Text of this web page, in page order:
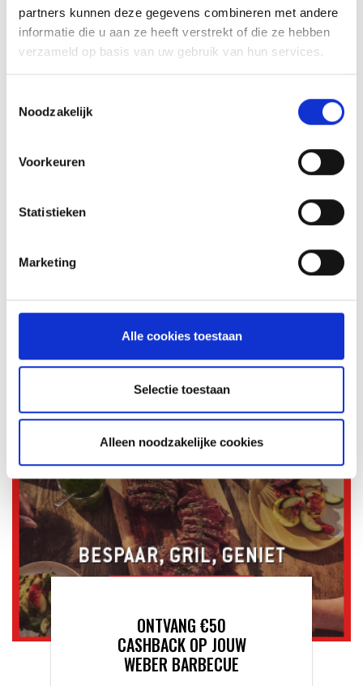
partners kunnen deze gegevens combineren met andere
informatie die u aan ze heeft verstrekt of die ze hebben
verzameld op basis van uw gebruik van hun services.
Noodzakelijk
Voorkeuren
Statistieken
Marketing
Alle cookies toestaan
Selectie toestaan
Alleen noodzakelijke cookies
NIEUWS
ONTVANG €50
CASHBACK OP JOUW
WEBER BARBECUE